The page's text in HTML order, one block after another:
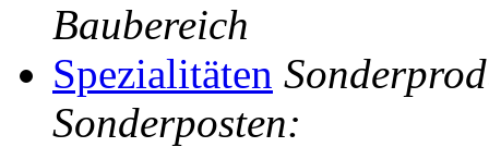
Baubereich
Spezialitäten
Sonderposten: